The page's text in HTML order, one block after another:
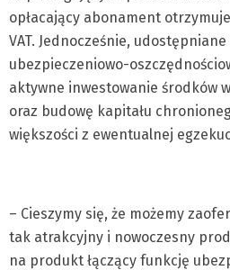
opłacający abonament
VAT. Jednocześnie,
ubezpieczeniowo-
aktywne inwestowanie środków
oraz budowę kapitału
większości z ewentualnej
– Cieszymy się, że możemy
tak atrakcyjny i nowoczesny
na produkt łączący funkcję